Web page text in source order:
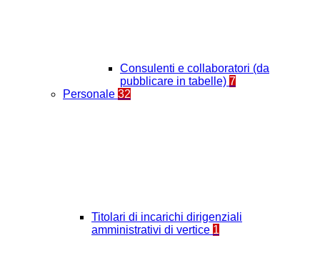
Consulenti e collaboratori (da
pubblicare in tabelle) 7
Personale 32
Titolari di incarichi dirigenziali
amministrativi di vertice 1